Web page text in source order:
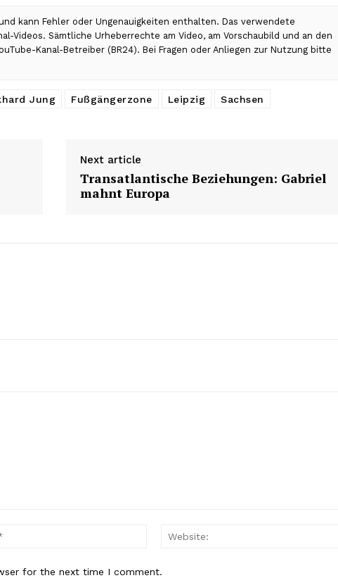
kann Fehler oder Ungenauigkeiten enthalten. Das verwendete
Videos. Sämtliche Urheberrechte am Video, am Vorschaubild und an den
Kanal-Betreiber (BR24). Bei Fragen oder Anliegen zur Nutzung bitte
Jung Fußgängerzone Leipzig Sachsen
Next article
Transatlantische Beziehungen: Gabriel
mahnt Europa
Email:*
for the next time I comment.